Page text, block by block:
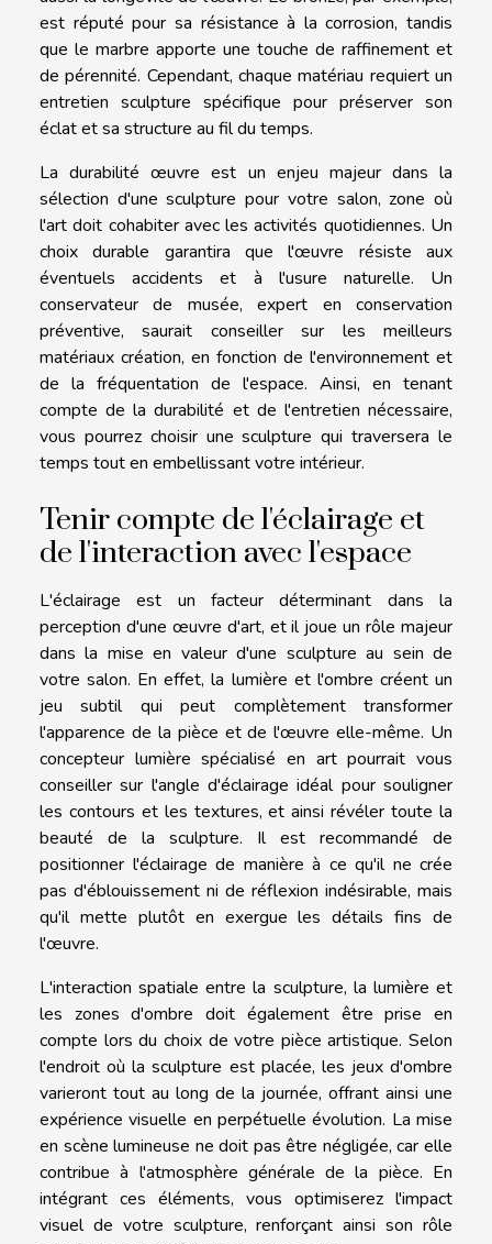
est réputé pour sa résistance à la corrosion, tandis
que le marbre apporte une touche de raffinement et
de pérennité. Cependant, chaque matériau requiert un
entretien sculpture spécifique pour préserver son
éclat et sa structure au fil du temps.
La durabilité œuvre est un enjeu majeur dans la
sélection d'une sculpture pour votre salon, zone où
l'art doit cohabiter avec les activités quotidiennes. Un
choix durable garantira que l'œuvre résiste aux
éventuels accidents et à l'usure naturelle. Un
conservateur de musée, expert en conservation
préventive, saurait conseiller sur les meilleurs
matériaux création, en fonction de l'environnement et
de la fréquentation de l'espace. Ainsi, en tenant
compte de la durabilité et de l'entretien nécessaire,
vous pourrez choisir une sculpture qui traversera le
temps tout en embellissant votre intérieur.
Tenir compte de l'éclairage et
de l'interaction avec l'espace
L'éclairage est un facteur déterminant dans la
perception d'une œuvre d'art, et il joue un rôle majeur
dans la mise en valeur d'une sculpture au sein de
votre salon. En effet, la lumière et l'ombre créent un
jeu subtil qui peut complètement transformer
l'apparence de la pièce et de l'œuvre elle-même. Un
concepteur lumière spécialisé en art pourrait vous
conseiller sur l'angle d'éclairage idéal pour souligner
les contours et les textures, et ainsi révéler toute la
beauté de la sculpture. Il est recommandé de
positionner l'éclairage de manière à ce qu'il ne crée
pas d'éblouissement ni de réflexion indésirable, mais
qu'il mette plutôt en exergue les détails fins de
l'œuvre.
L'interaction spatiale entre la sculpture, la lumière et
les zones d'ombre doit également être prise en
compte lors du choix de votre pièce artistique. Selon
l'endroit où la sculpture est placée, les jeux d'ombre
varieront tout au long de la journée, offrant ainsi une
expérience visuelle en perpétuelle évolution. La mise
en scène lumineuse ne doit pas être négligée, car elle
contribue à l'atmosphère générale de la pièce. En
intégrant ces éléments, vous optimiserez l'impact
visuel de votre sculpture, renforçant ainsi son rôle